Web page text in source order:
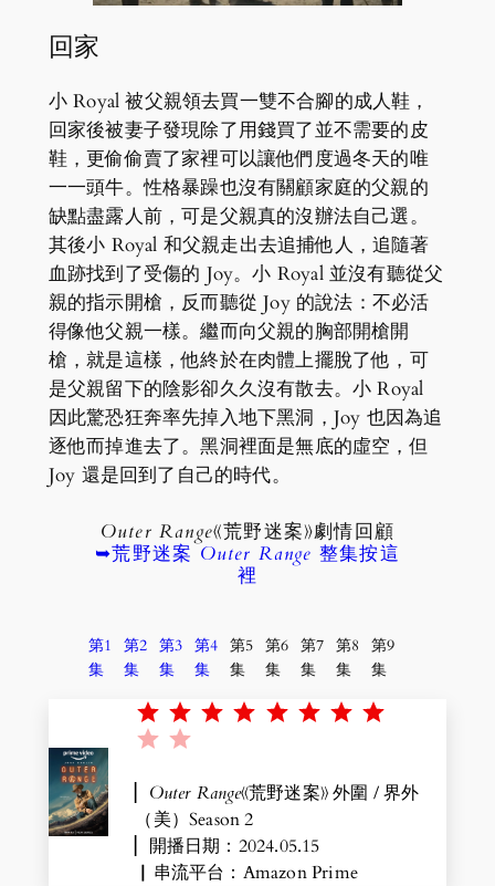
回家
小 Royal 被父親領去買一雙不合腳的成人鞋，
回家後被妻子發現除了用錢買了並不需要的皮
鞋，更偷偷賣了家裡可以讓他們度過冬天的唯
一一頭牛。性格暴躁也沒有關顧家庭的父親的
缺點盡露人前，可是父親真的沒辦法自己選。
其後小 Royal 和父親走出去追捕他人，追隨著
血跡找到了受傷的 Joy。小 Royal 並沒有聽從父
親的指示開槍，反而聽從 Joy 的說法：不必活
得像他父親一樣。繼而向父親的胸部開槍開
槍，就是這樣，他終於在肉體上擺脫了他，可
是父親留下的陰影卻久久沒有散去。小 Royal
因此驚恐狂奔率先掉入地下黑洞，Joy 也因為追
逐他而掉進去了。黑洞裡面是無底的虛空，但
Joy 還是回到了自己的時代。
Outer Range《荒野迷案》劇情回顧
➥荒野迷案 Outer Range 整集按這
裡
第1
集
第2
集
第3
集
第4
集
第5
集
第6
集
第7
集
第8
集
第9
集
Outer Range《荒野迷案》 外圍 / 界外
（美）Season 2
▏開播日期：2024.05.15
▏串流平台：Amazon Prime